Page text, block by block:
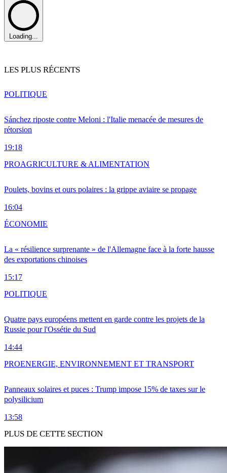
Loading...
LES PLUS RÉCENTS
Sánchez riposte contre Meloni : l'Italie menacée de mesures de
rétorsion
19:18
POLITIQUE
Poulets, bovins et ours polaires : la grippe aviaire se propage
16:04
PROAGRICULTURE & ALIMENTATION
La « résilience surprenante » de l'Allemagne face à la forte hausse
des exportations chinoises
15:17
ÉCONOMIE
Quatre pays européens mettent en garde contre les projets de la
Russie pour l'Ossétie du Sud
14:44
POLITIQUE
Panneaux solaires et puces : Trump impose 15% de taxes sur le
polysilicium
13:58
PROENERGIE, ENVIRONNEMENT ET TRANSPORT
PLUS DE CETTE SECTION